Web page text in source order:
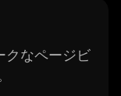
クなページビ